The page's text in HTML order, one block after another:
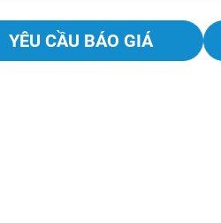
YÊU CẦU BÁO GIÁ